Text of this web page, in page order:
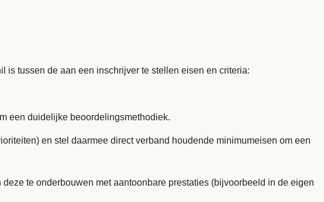
is tussen de aan een inschrijver te stellen eisen en criteria:
een duidelijke beoordelingsmethodiek.
en stel daarmee direct verband houdende minimumeisen om een
te onderbouwen met aantoonbare prestaties (bijvoorbeeld in de eigen